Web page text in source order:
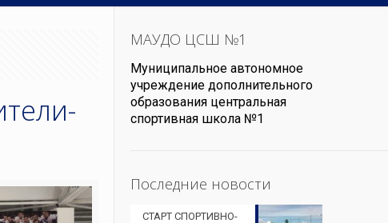
МАУДО ЦСШ №1
Муниципальное автономное
учреждение дополнительного
образования центральная
спортивная школа №1
Последние новости
СТАРТ СПОРТИВНО-